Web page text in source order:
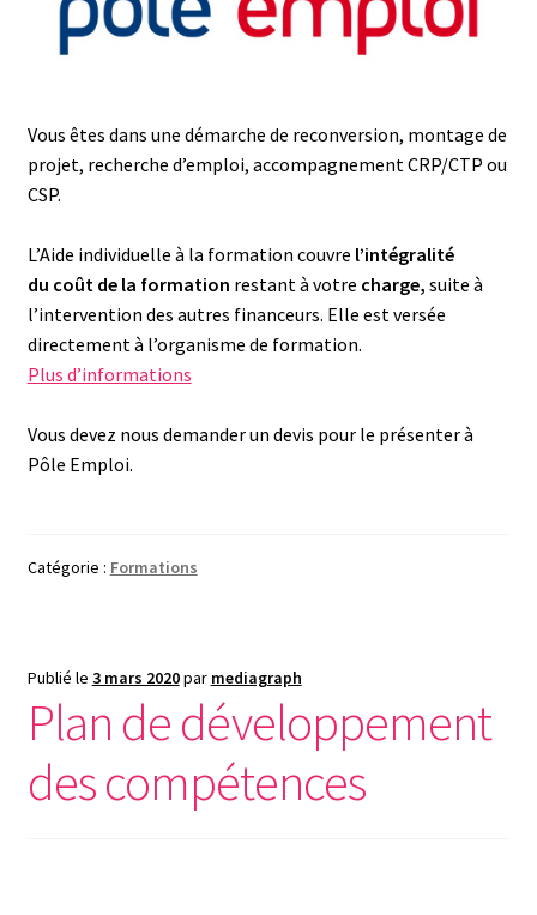
Vous êtes dans une démarche de reconversion, montage de
projet, recherche d’emploi, accompagnement CRP/CTP ou
CSP.
L’Aide individuelle à la formation couvre l’intégralité
du coût de la formation restant à votre charge, suite à
l’intervention des autres financeurs. Elle est versée
directement à l’organisme de formation.
Plus d’informations
Vous devez nous demander un devis pour le présenter à
Pôle Emploi.
Catégorie : Formations
Publié le 3 mars 2020par mediagraph
Plan de développement
des compétences